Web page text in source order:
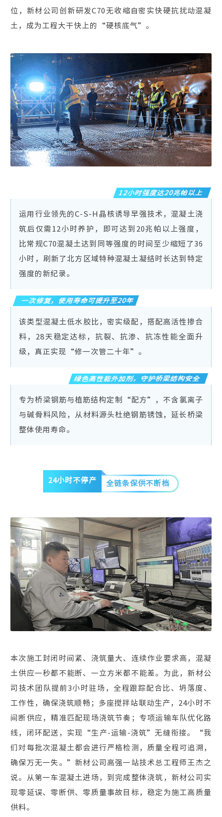
位，新材公司创新研发C70无收缩自密实快硬抗扰动混凝
土，成为工程大干快上的“硬核底气”。
12小时强度达20兆帕以上
运用行业领先的C-S-H晶核诱导早强技术，混凝土浇
筑后仅需12小时养护，即可达到20兆帕以上强度，
比常规C70混凝土达到同等强度的时间至少缩短了36
小时，刷新了北方区域特种混凝土凝结时长达到特定
强度的新纪录。
一次修复，使用寿命可提升至20年
该类型混凝土低水胶比，密实级配，搭配高活性掺合
料，28天稳定达标，抗裂、抗渗、抗冻性能全面升
级，真正实现“修一次管二十年”。
绿色高性能外加剂，守护桥梁结构安全
专为桥梁钢筋与植筋结构定制“配方”，不含氯离子
与碱骨料风险，从材料源头杜绝钢筋锈蚀，延长桥梁
整体使用寿命。
24小时不停产 全链条保供不断档
本次施工封闭时间紧、浇筑量大、连续作业要求高，混凝
土供应一秒都不能断、一立方米都不能差。为此，新材公
司技术团队提前3小时驻场，全程跟踪配合比、坍落度、
工作性，确保浇筑顺畅；多座搅拌站联动生产，24小时不
间断供应，精准匹配现场浇筑节奏；专项运输车队优化路
线，闭环配送，实现“生产-运输-浇筑”无缝衔接。“我
们对每批次混凝土都会进行严格检测，质量全程可追溯，
确保万无一失。”新材公司高强一站技术总工程师王杰之
说。从第一车混凝土进场，到完成整体浇筑，新材公司实
现零延误、零断供、零质量事故目标，稳定为施工高质量
供料。